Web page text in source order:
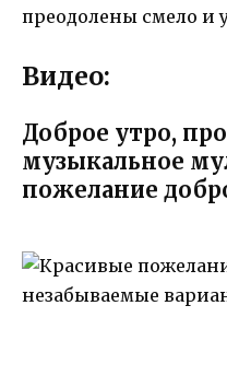
преодолены смело и
Видео:
Доброе утро,
музыкальное
пожелание